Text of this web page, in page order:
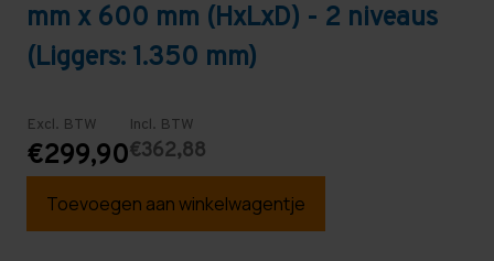
mm x 600 mm (HxLxD) - 2 niveaus
(Liggers: 1.350 mm)
Excl. BTW
€299,90
Incl. BTW
€362,88
Toevoegen aan winkelwagentje